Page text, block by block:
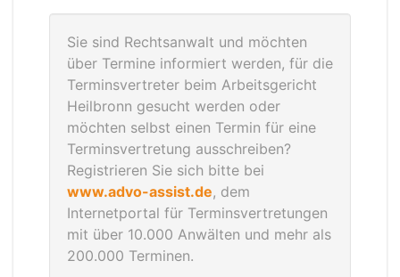
Sie sind Rechtsanwalt und möchten
über Termine informiert werden, für die
Terminsvertreter beim Arbeitsgericht
Heilbronn gesucht werden oder
möchten selbst einen Termin für eine
Terminsvertretung ausschreiben?
Registrieren Sie sich bitte bei
www.advo-assist.de, dem
Internetportal für Terminsvertretungen
mit über 10.000 Anwälten und mehr als
200.000 Terminen.